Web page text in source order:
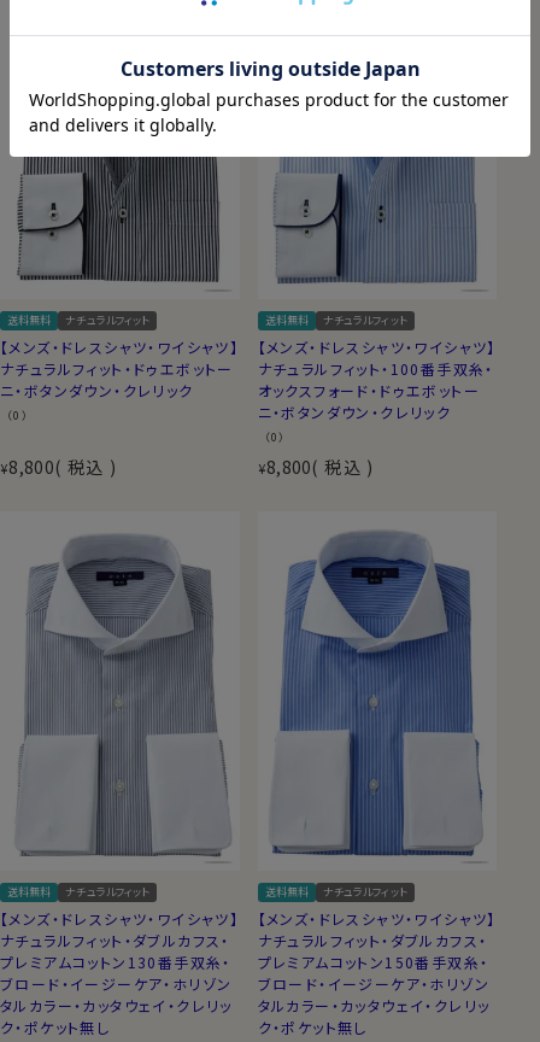
送料無料 ナチュラルフィット
【メンズ・ドレスシャツ・ワイシャツ】
ナチュラルフィット・ドゥエボットー
ニ・ボタンダウン・クレリック
（0）
¥8,800 税込
送料無料 ナチュラルフィット
【メンズ・ドレスシャツ・ワイシャツ】
ナチュラルフィット・100番手双糸・
オックスフォード・ドゥエボットー
ニ・ボタンダウン・クレリック
（0）
¥8,800 税込
送料無料 ナチュラルフィット
【メンズ・ドレスシャツ・ワイシャツ】
ナチュラルフィット・ダブルカフス・
プレミアムコットン130番手双糸・
ブロード・イージーケア・ホリゾン
タルカラー・カッタウェイ・クレリッ
ク・ポケット無し
送料無料 ナチュラルフィット
【メンズ・ドレスシャツ・ワイシャツ】
ナチュラルフィット・ダブルカフス・
プレミアムコットン150番手双糸・
ブロード・イージーケア・ホリゾン
タルカラー・カッタウェイ・クレリッ
ク・ポケット無し